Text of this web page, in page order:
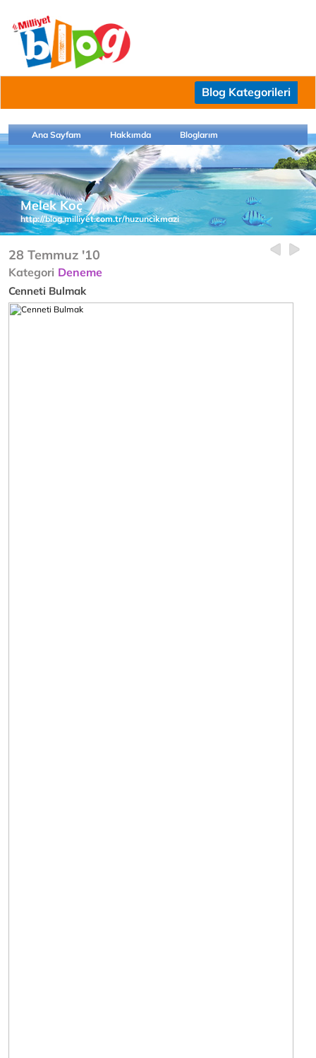
Blog Kategorileri
Ana Sayfam Hakkımda Bloglarım
Melek Koç
http://blog.milliyet.com.tr/huzuncikmazi
28 Temmuz '10
Kategori Deneme
Cenneti Bulmak